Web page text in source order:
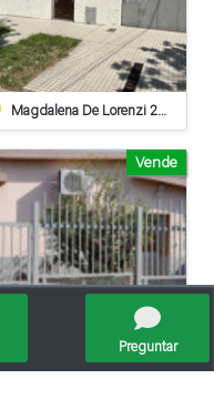
Magdalena De Lorenzi 223 - Venta
Vendo Casa - Ciudad De Sunchales
Vende
Preguntar